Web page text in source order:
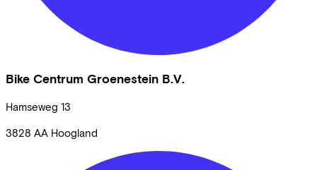
Bike Centrum Groenestein B.V.
Hamseweg 13
3828 AA Hoogland